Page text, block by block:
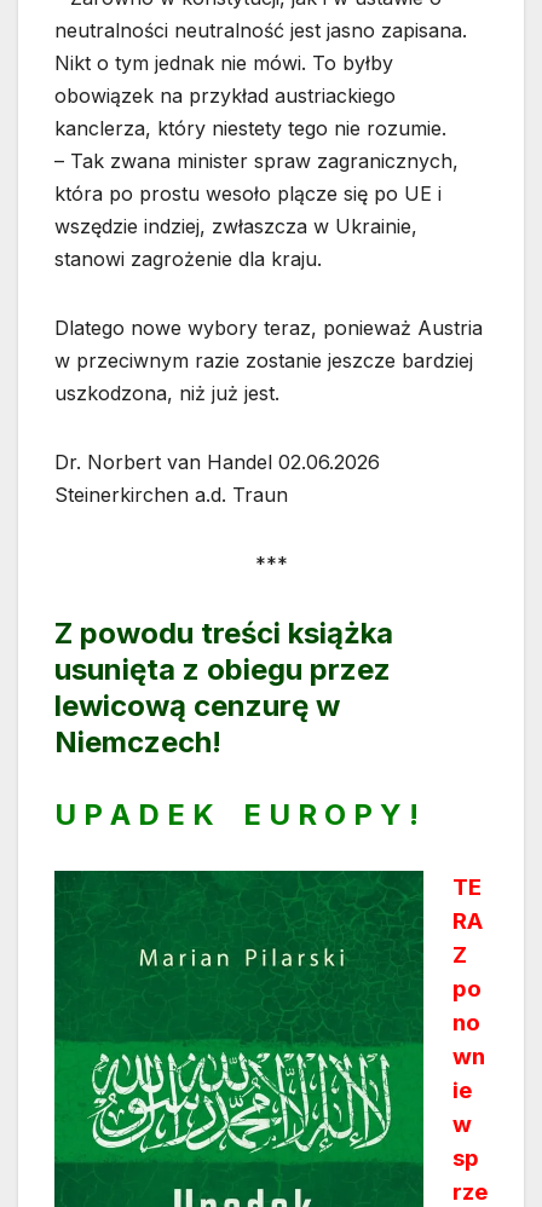
neutralności neutralność jest jasno zapisana.
Nikt o tym jednak nie mówi. To byłby
obowiązek na przykład austriackiego
kanclerza, który niestety tego nie rozumie.
– Tak zwana minister spraw zagranicznych,
która po prostu wesoło plącze się po UE i
wszędzie indziej, zwłaszcza w Ukrainie,
stanowi zagrożenie dla kraju.
Dlatego nowe wybory teraz, ponieważ Austria
w przeciwnym razie zostanie jeszcze bardziej
uszkodzona, niż już jest.
Dr. Norbert van Handel 02.06.2026
Steinerkirchen a.d. Traun
***
Z powodu treści książka
usunięta z obiegu przez
lewicową cenzurę w
Niemczech!
U P A D E K E U R O P Y !
TE
RA
Z
po
no
wn
ie
w
sp
rze